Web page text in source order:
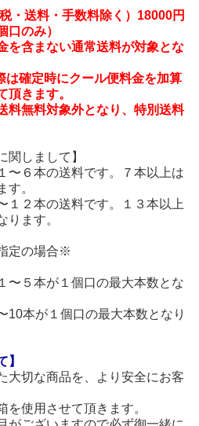
・送料・手数料除く）18000円
口のみ）
を含まない通常送料が対象とな
確定時にクール便料金を加算
頂きます。
料無料対象外となり、特別送料
関しまして】
〜６本の送料です。７本以上は
す。
１２本の送料です。１３本以上
ります。
定の場合※
〜５本が１個口の最大本数とな
10本が１個口の最大本数となり
】
大切な商品を、より安全にお客
使用させて頂きます。